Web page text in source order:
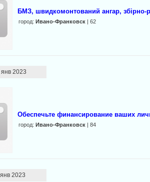
БМЗ, швидкомонтований ангар, збірно-
город: Ивано-Франковск| 62
2023
Обеспечьте финансирование ваших
город: Ивано-Франковск| 84
2023